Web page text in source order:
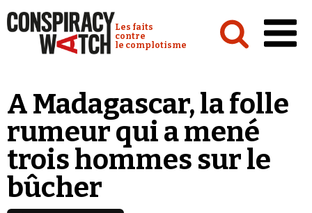
Conspiracy Watch :
Les faits
contre
le complotisme
Analyses
Conspipédia
Vidéos
Émissions
A Madagascar, la folle
rumeur qui a mené
trois hommes sur le
bûcher